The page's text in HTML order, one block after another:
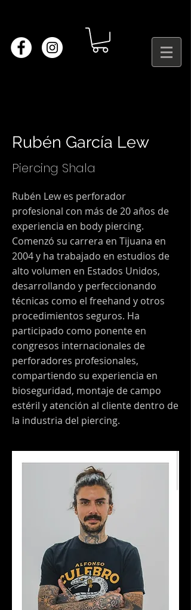
Rubén García Lew
Piercing Shala
Rubén Lew es perforador
profesional con más de 20 años de
experiencia en body piercing.
Comenzó su carrera en Tijuana en
2004 y ha trabajado en estudios de
alto volumen en Estados Unidos,
desarrollando y perfeccionando
técnicas como el freehand y otros
procedimientos seguros. Ha
participado como ponente en
congresos internacionales de
perforadores profesionales,
compartiendo su experiencia en
bioseguridad, montaje de campo
estéril y atención al cliente dentro de
la industria del piercing.